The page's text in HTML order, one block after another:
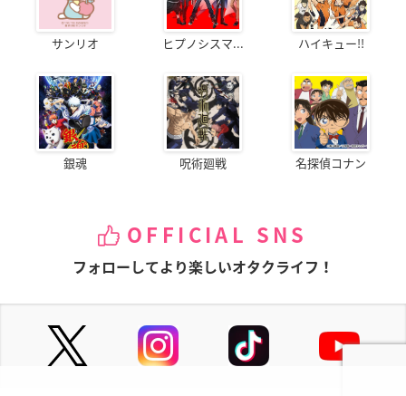
サンリオ ヒプノシスマ... ハイキュー!!
銀魂 呪術廻戦 名探偵コナン
OFFICIAL SNS
フォローしてより楽しいオタクライフ！